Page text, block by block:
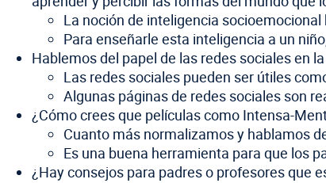
La noción de inteligencia
Para enseñarle esta inteligencia a un
Hablemos del papel de las redes sociales en
Las redes sociales pueden ser útiles
Algunas páginas de redes sociales son
¿Cómo crees que películas como Intensa-
Cuanto más normalizamos y hablamos
Es una buena herramienta para que los
¿Hay consejos para padres o profesores que